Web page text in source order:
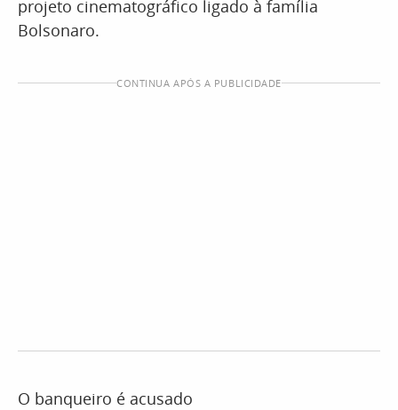
projeto cinematográfico ligado à família
Bolsonaro.
CONTINUA APÓS A PUBLICIDADE
O banqueiro é acusado